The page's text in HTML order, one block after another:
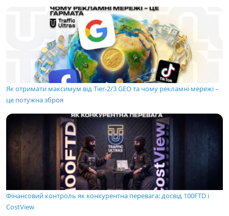
Як отримати максимум від Tier-2/3 GEO та чому рекламні мережі –
це потужна зброя
Фінансовий контроль як конкурентна перевага: досвід 100FTD і
CostView